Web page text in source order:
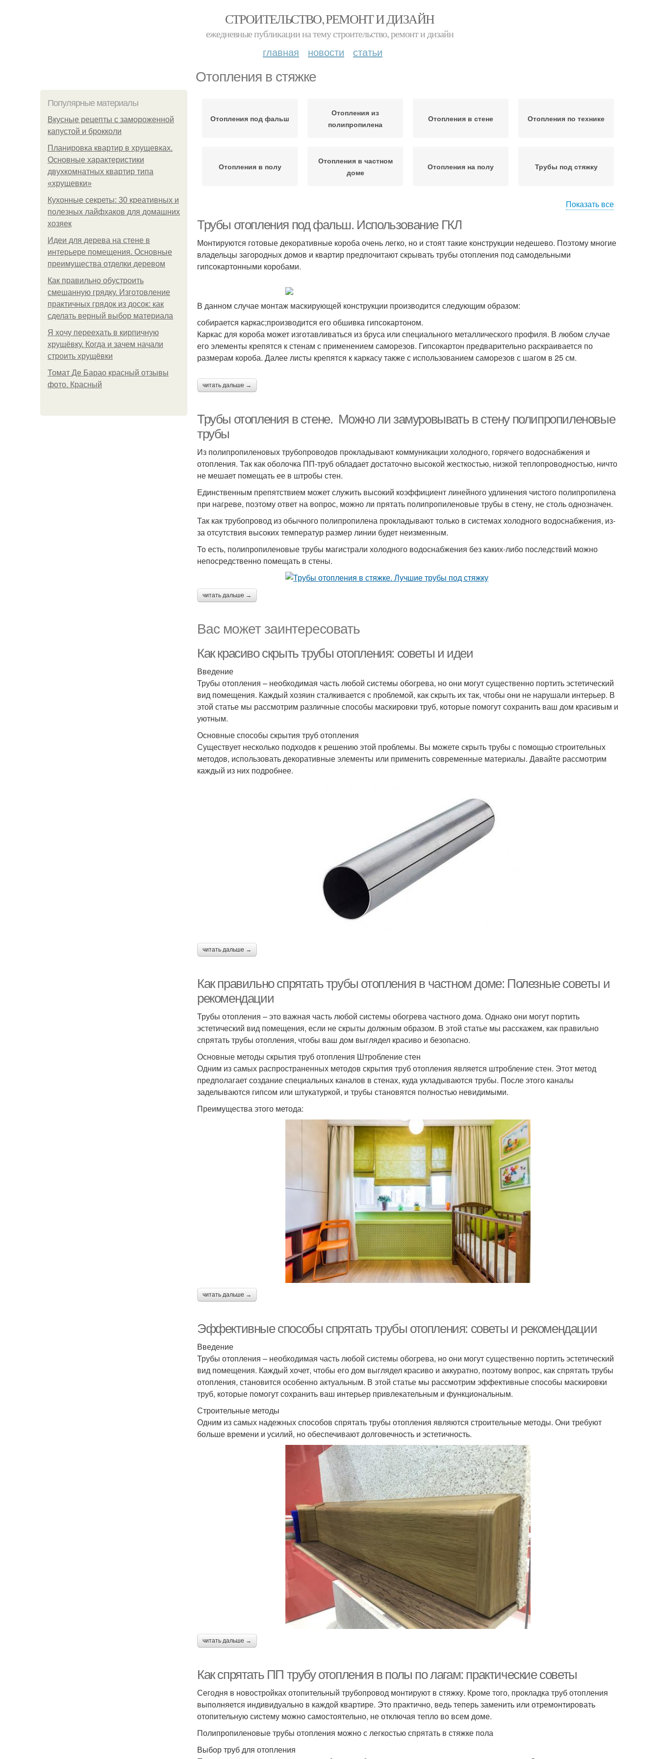
СТРОИТЕЛЬСТВО, РЕМОНТ И ДИЗАЙН
ежедневные публикации на тему строительство, ремонт и дизайн
главная новости статьи
Отопления в стяжке
Популярные материалы
Вкусные рецепты с замороженной
капустой и брокколи
Планировка квартир в хрущевках.
Основные характеристики
двухкомнатных квартир типа
«хрущевки»
Кухонные секреты: 30 креативных и
полезных лайфхаков для домашних
хозяек
Идеи для дерева на стене в
интерьере помещения. Основные
преимущества отделки деревом
Как правильно обустроить
смешанную грядку. Изготовление
практичных грядок из досок: как
сделать верный выбор материала
Я хочу переехать в кирпичную
хрущёвку. Когда и зачем начали
строить хрущёвки
Томат Де Барао красный отзывы
фото. Красный
Отопления под фальш
Отопления из
полипропилена
Отопления в стене Отопления по технике
Отопления в полу
Отопления в частном
доме
Отопления на полу Трубы под стяжку
Показать все
Трубы отопления под фальш. Использование ГКЛ
Монтируются готовые декоративные короба очень легко, но и стоят такие конструкции недешево. Поэтому многие
владельцы загородных домов и квартир предпочитают скрывать трубы отопления под самодельными
гипсокартонными коробами.
В данном случае монтаж маскирующей конструкции производится следующим образом:
собирается каркас;производится его обшивка гипсокартоном.
Каркас для короба может изготавливаться из бруса или специального металлического профиля. В любом случае
его элементы крепятся к стенам с применением саморезов. Гипсокартон предварительно раскраивается по
размерам короба. Далее листы крепятся к каркасу также с использованием саморезов с шагом в 25 см.
читать дальше →
Трубы отопления в стене. Можно ли замуровывать в стену полипропиленовые
трубы
Из полипропиленовых трубопроводов прокладывают коммуникации холодного, горячего водоснабжения и
отопления. Так как оболочка ПП-труб обладает достаточно высокой жесткостью, низкой теплопроводностью, ничто
не мешает помещать ее в штробы стен.
Единственным препятствием может служить высокий коэффициент линейного удлинения чистого полипропилена
при нагреве, поэтому ответ на вопрос, можно ли прятать полипропиленовые трубы в стену, не столь однозначен.
Так как трубопровод из обычного полипропилена прокладывают только в системах холодного водоснабжения, из-
за отсутствия высоких температур размер линии будет неизменным.
To есть, полипропиленовые трубы магистрали холодного водоснабжения без каких-либо последствий можно
непосредственно помещать в стены.
читать дальше →
Вас может заинтересовать
Как красиво скрыть трубы отопления: советы и идеи
Введение
Трубы отопления – необходимая часть любой системы обогрева, но они могут существенно портить эстетический
вид помещения. Каждый хозяин сталкивается с проблемой, как скрыть их так, чтобы они не нарушали интерьер. В
этой статье мы рассмотрим различные способы маскировки труб, которые помогут сохранить ваш дом красивым и
уютным.
Основные способы скрытия труб отопления
Существует несколько подходов к решению этой проблемы. Вы можете скрыть трубы с помощью строительных
методов, использовать декоративные элементы или применить современные материалы. Давайте рассмотрим
каждый из них подробнее.
читать дальше →
Как правильно спрятать трубы отопления в частном доме: Полезные советы и
рекомендации
Трубы отопления – это важная часть любой системы обогрева частного дома. Однако они могут портить
эстетический вид помещения, если не скрыты должным образом. В этой статье мы расскажем, как правильно
спрятать трубы отопления, чтобы ваш дом выглядел красиво и безопасно.
Основные методы скрытия труб отопления Штробление стен
Одним из самых распространенных методов скрытия труб отопления является штробление стен. Этот метод
предполагает создание специальных каналов в стенах, куда укладываются трубы. После этого каналы
заделываются гипсом или штукатуркой, и трубы становятся полностью невидимыми.
Преимущества этого метода:
читать дальше →
Эффективные способы спрятать трубы отопления: советы и рекомендации
Введение
Трубы отопления – необходимая часть любой системы обогрева, но они могут существенно портить эстетический
вид помещения. Каждый хочет, чтобы его дом выглядел красиво и аккуратно, поэтому вопрос, как спрятать трубы
отопления, становится особенно актуальным. В этой статье мы рассмотрим эффективные способы маскировки
труб, которые помогут сохранить ваш интерьер привлекательным и функциональным.
Строительные методы
Одним из самых надежных способов спрятать трубы отопления являются строительные методы. Они требуют
больше времени и усилий, но обеспечивают долговечность и эстетичность.
читать дальше →
Как спрятать ПП трубу отопления в полы по лагам: практические советы
Сегодня в новостройках отопительный трубопровод монтируют в стяжку. Кроме того, прокладка труб отопления
выполняется индивидуально в каждой квартире. Это практично, ведь теперь заменить или отремонтировать
отопительную систему можно самостоятельно, не отключая тепло во всем доме.
Полипропиленовые трубы отопления можно с легкостью спрятать в стяжке пола
Выбор труб для отопления